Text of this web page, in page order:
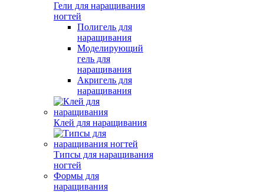
Гели для наращивания
ногтей
Полигель для
наращивания
Моделирующий
гель для
наращивания
Акригель для
наращивания
Клей для наращивания
Типсы для наращивания
ногтей
Формы для
наращивания